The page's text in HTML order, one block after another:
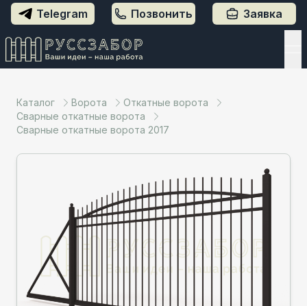
Telegram Позвонить Заявка
Каталог Ворота
Откатные ворота
Сварные откатные ворота
Сварные откатные ворота 2017